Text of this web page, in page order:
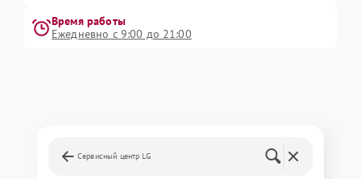
Время работы
Ежедневно с 9:00 до 21:00
Сервисный центр LG